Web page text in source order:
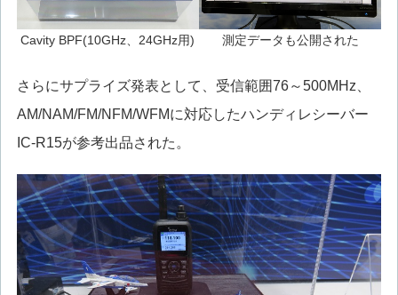
Cavity BPF(10GHz、24GHz用) 測定データも公開された
さらにサプライズ発表として、受信範囲76～500MHz、
AM/NAM/FM/NFM/WFMに対応したハンディレシーバー
IC-R15が参考出品された。